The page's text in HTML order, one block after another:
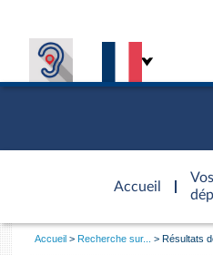
Accueil
d'accueil
Vos
Vous
Accueil Recherche sur... Résultats